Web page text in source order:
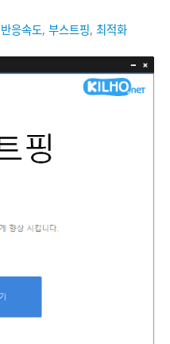
프로그램을 개발해드립니
로 프로그램을 개발해드립니
로 프로그램을 개발해드립니
반응속도,부스트핑,최적화